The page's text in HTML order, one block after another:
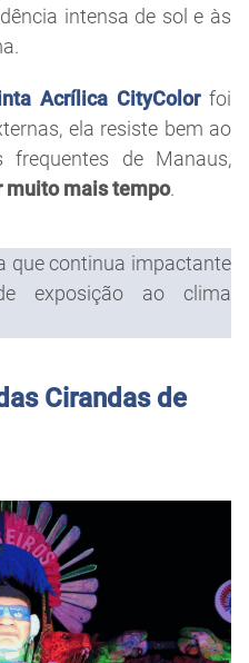
intensa de sol e às
Acrílica CityColorfoi
ela resiste bem ao
de Manaus,
muito mais tempo.
que continua impactante
exposição ao clima
Cirandas de